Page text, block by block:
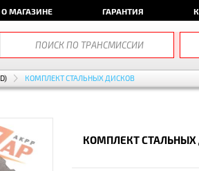
О МАГАЗИНЕ ГАРАНТИЯ
КОМПЛЕКТ СТАЛЬНЫХ ДИСКОВ
КОМПЛЕКТ СТАЛЬНЫХ